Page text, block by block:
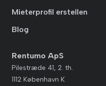
Mieterprofil erstellen
Blog
Rentumo ApS
Pilestræde 41, 2. th.
1112 København K